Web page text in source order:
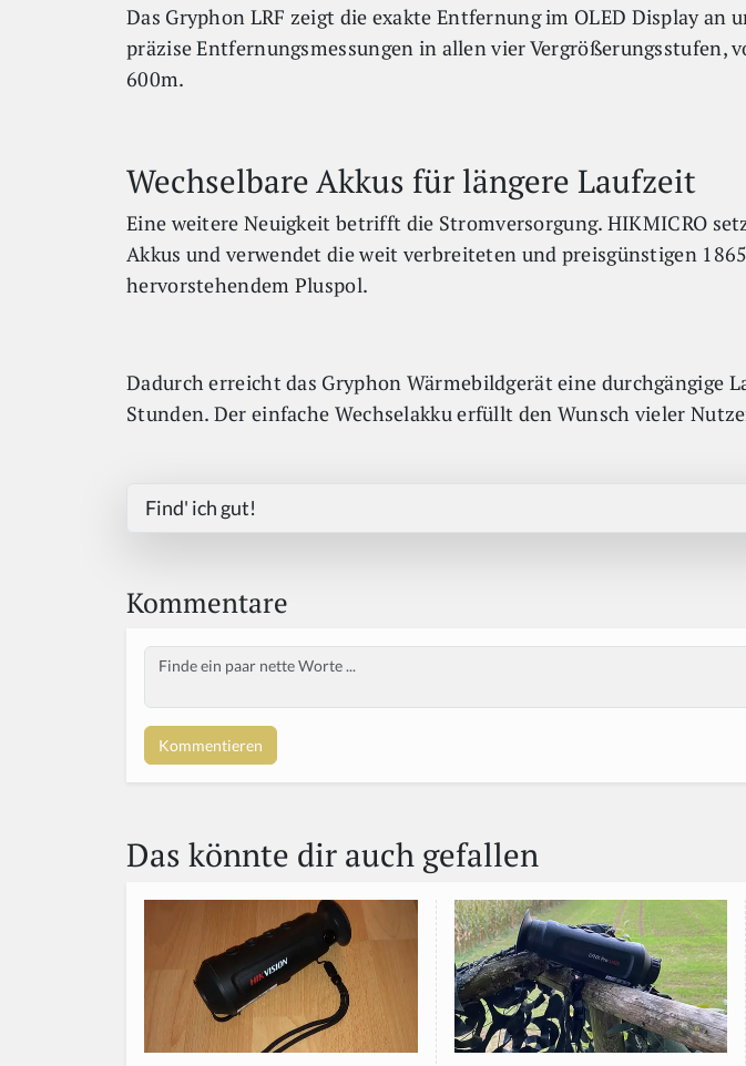
Das Gryphon LRF zeigt die exakte Entfernung im OLED Display an
präzise Entfernungsmessungen in allen vier Vergrößerungsstufen,
600m.
Wechselbare Akkus für längere Laufzeit
Eine weitere Neuigkeit betrifft die Stromversorgung. HIKMICRO
Akkus und verwendet die weit verbreiteten und preisgünstigen
hervorstehendem Pluspol.
Dadurch erreicht das Gryphon Wärmebildgerät eine durchgängige
Stunden. Der einfache Wechselakku erfüllt den Wunsch vieler
Find' ich gut!
Kommentare
Body
Das könnte dir auch gefallen